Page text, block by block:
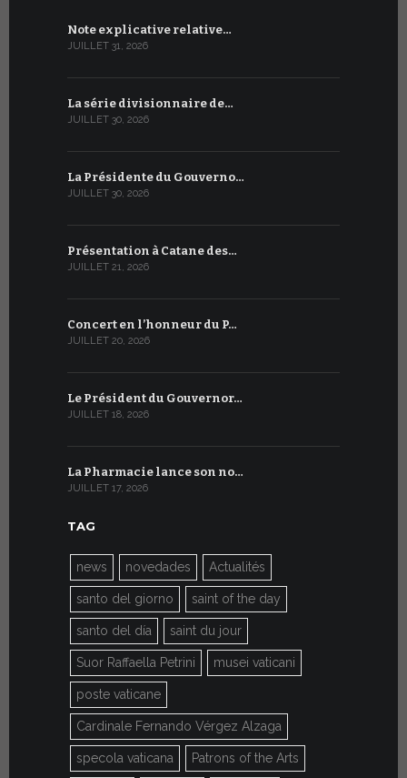
Note explicative relative…
JUILLET 31, 2026
La série divisionnaire de…
JUILLET 30, 2026
La Présidente du Gouverno…
JUILLET 30, 2026
Présentation à Catane des…
JUILLET 21, 2026
Concert en l’honneur du P…
JUILLET 20, 2026
Le Président du Gouvernor…
JUILLET 18, 2026
La Pharmacie lance son no…
JUILLET 17, 2026
TAG
news novedades Actualités
santo del giorno saint of the day
santo del día saint du jour
Suor Raffaella Petrini musei vaticani
poste vaticane
Cardinale Fernando Vérgez Alzaga
specola vaticana Patrons of the Arts